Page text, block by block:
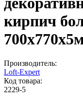
кирпич
Производитель:
Loft-Expert
Код товара:
2229-5